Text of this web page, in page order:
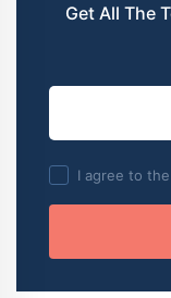
Get All The
I agree to